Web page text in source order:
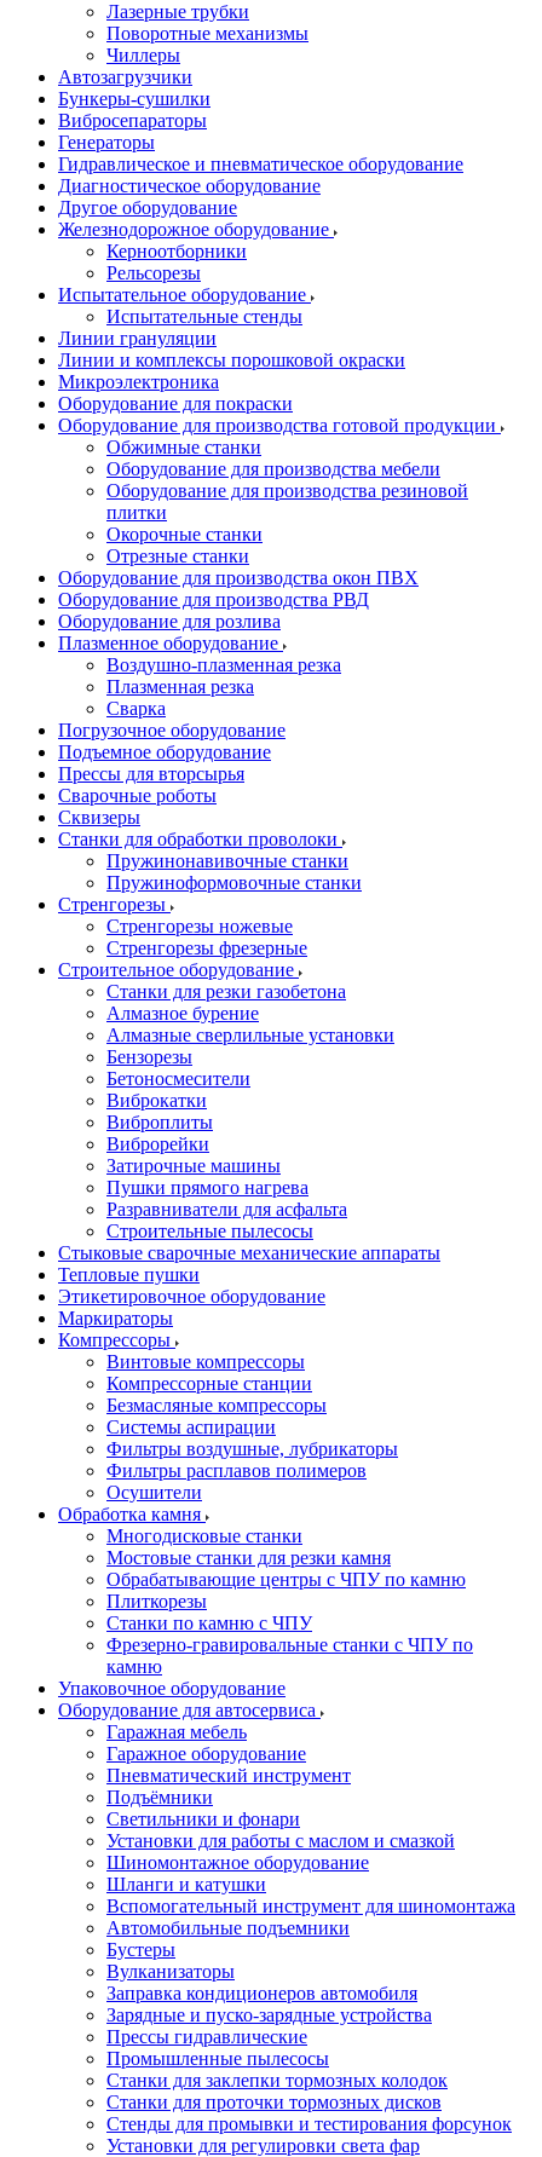
Лазерные трубки
Поворотные механизмы
Чиллеры
Автозагрузчики
Бункеры-сушилки
Вибросепараторы
Генераторы
Гидравлическое и пневматическое оборудование
Диагностическое оборудование
Другое оборудование
Железнодорожное оборудование
Керноотборники
Рельсорезы
Испытательное оборудование
Испытательные стенды
Линии грануляции
Линии и комплексы порошковой окраски
Микроэлектроника
Оборудование для покраски
Оборудование для производства готовой продукции
Обжимные станки
Оборудование для производства мебели
Оборудование для производства резиновой
плитки
Окорочные станки
Отрезные станки
Оборудование для производства окон ПВХ
Оборудование для производства РВД
Оборудование для розлива
Плазменное оборудование
Воздушно-плазменная резка
Плазменная резка
Сварка
Погрузочное оборудование
Подъемное оборудование
Прессы для вторсырья
Сварочные роботы
Сквизеры
Станки для обработки проволоки
Пружинонавивочные станки
Пружиноформовочные станки
Стренгорезы
Стренгорезы ножевые
Стренгорезы фрезерные
Строительное оборудование
Станки для резки газобетона
Алмазное бурение
Алмазные сверлильные установки
Бензорезы
Бетоносмесители
Виброкатки
Виброплиты
Виброрейки
Затирочные машины
Пушки прямого нагрева
Разравниватели для асфальта
Строительные пылесосы
Стыковые сварочные механические аппараты
Тепловые пушки
Этикетировочное оборудование
Маркираторы
Компрессоры
Винтовые компрессоры
Компрессорные станции
Безмасляные компрессоры
Системы аспирации
Фильтры воздушные, лубрикаторы
Фильтры расплавов полимеров
Осушители
Обработка камня
Многодисковые станки
Мостовые станки для резки камня
Обрабатывающие центры с ЧПУ по камню
Плиткорезы
Станки по камню с ЧПУ
Фрезерно-гравировальные станки с ЧПУ по
камню
Упаковочное оборудование
Оборудование для автосервиса
Гаражная мебель
Гаражное оборудование
Пневматический инструмент
Подъёмники
Светильники и фонари
Установки для работы с маслом и смазкой
Шиномонтажное оборудование
Шланги и катушки
Вспомогательный инструмент для шиномонтажа
Автомобильные подъемники
Бустеры
Вулканизаторы
Заправка кондиционеров автомобиля
Зарядные и пуско-зарядные устройства
Прессы гидравлические
Промышленные пылесосы
Станки для заклепки тормозных колодок
Станки для проточки тормозных дисков
Стенды для промывки и тестирования форсунок
Установки для регулировки света фар